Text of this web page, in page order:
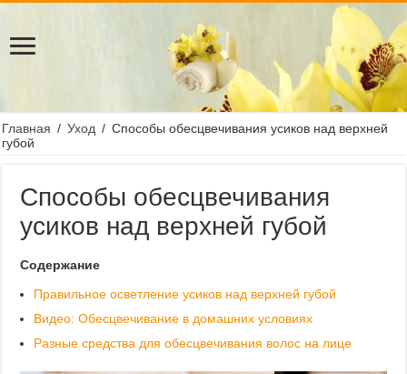
Главная / Уход / Способы обесцвечивания усиков над верхней
губой
Способы обесцвечивания
усиков над верхней губой
Содержание
Правильное осветление усиков над верхней губой
Видео: Обесцвечивание в домашних условиях
Разные средства для обесцвечивания волос на лице